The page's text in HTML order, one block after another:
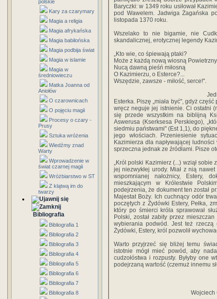
polskie
Kary za czarymary
Magia a religia
Magia afrykańska
Magia babilońska
Magia podbija świat
Magia w islamie
Magia w
średniowieczu
Matka Joanna od
Aniołów
O czarownicach
O pojęciu magii
Procesy o czary -
Prusy
Sztuka wróżenia
Wiedźmy znad
Warty
Wprowadzenie w
świat czarnej magii
Wróżbiarstwo w ST
Z klątwą im do
twarzy
Bibliografia
Bibliografia 1
Bibliografia 2
Bibliografia 3
Bibliografia 4
Bibliografia 5
Bibliografia 6
Bibliografia 7
Bibliografia 8
Baryczki: w 1349 roku usiłował
pod Wawelem. Jadwiga Żagańska
listopada 1370 roku.
Wszelako to nie bigamie, nie
skandalicznej, erotycznej legendy
„Kto wie, co śpiewają ptaki?
Może z każdą nową wiosną
Nucą dawną pieśń miłosną
O Kazimierzu, o Esterce?...
Wszędzie, zawsze - miłość, serce!".
Esterka. Piszę „miała być", gdyż
wręcz neguje jej istnienie. Ci ostatni
się przede wszystkim na biblijną
Aswerusa (Kserksesa Perskiego),
siedmiu państwami" (Est 1,1), do
jego włościach. Przeniesienie
Kazimierza dla napływającej
sprzeczna jednak ze źródłami. Pisze
„Król polski Kazimierz (...) wziął
jej niezwykłej urody. Miał z nią
wspomnianej nałożnicy, Estery,
mieszkającym w Królestwie
podejrzenia, że dokument ten został
Majestat Boży. Ich cuchnący odór
poczętych z Żydówki Estery, Pełka,
który po śmierci króla sprawował
Polski, został zabity przez
wybierania podwód. Jest też
Żydówki, Estery, król pozwolił
Warto przyjrzeć się bliżej temu
istotnie mógł mieć powód, aby
cudzołóstwa i rozpusty. Byłyby one
podejrzaną wartość (czemuż innemu
Wojciech